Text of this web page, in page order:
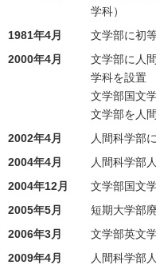
学科）
1981年4月
文学部に初
2000年4月
文学部に人
学科を設置
文学部国文
文学部を人
2002年4月
人間科学部
2004年4月
人間科学部
2004年12月
文学部国文
2005年5月
短期大学部
2006年3月
文学部英文
2009年4月
人間科学部